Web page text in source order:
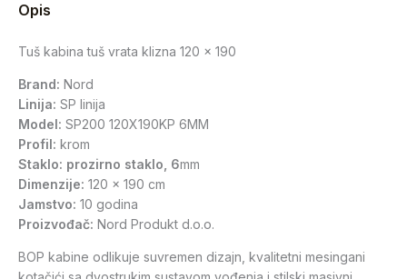
Opis
Tuš kabina tuš vrata klizna 120 x 190
Brand: Nord
Linija: SP linija
Model: SP200 120X190KP 6MM
Profil: krom
Staklo: prozirno staklo, 6mm
Dimenzije: 120 x 190 cm
Jamstvo: 10 godina
Proizvođač: Nord Produkt d.o.o.
BOP kabine odlikuje suvremen dizajn, kvalitetni mesingani